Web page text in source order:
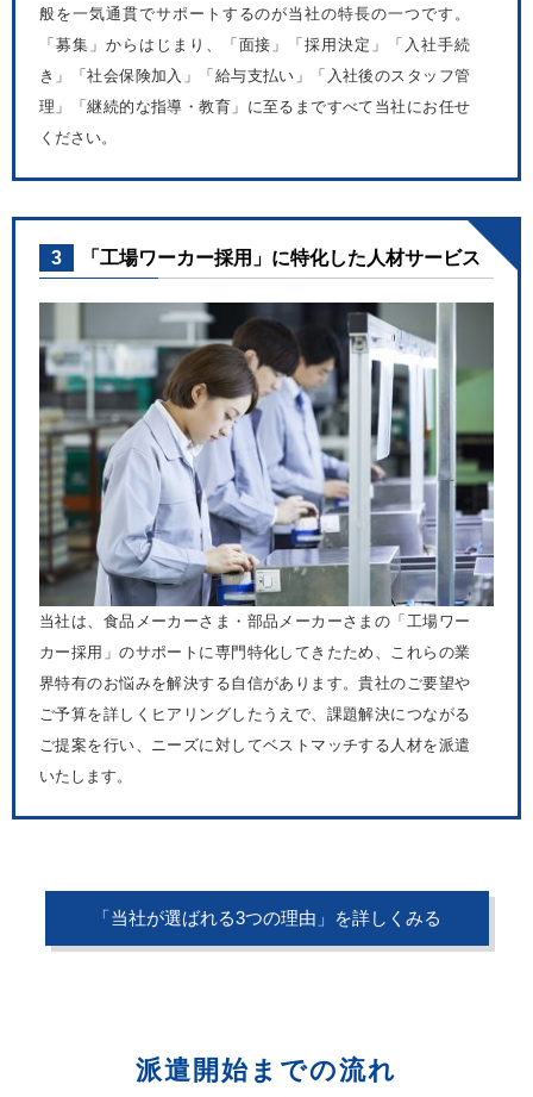
般を一気通貫でサポートするのが当社の特長の一つです。
「募集」からはじまり、「面接」「採用決定」「入社手続
き」「社会保険加入」「給与支払い」「入社後のスタッフ管
理」「継続的な指導・教育」に至るまですべて当社にお任せ
ください。
3 「工場ワーカー採用」に特化した人材サービス
当社は、食品メーカーさま・部品メーカーさまの「工場ワー
カー採用」のサポートに専門特化してきたため、これらの業
界特有のお悩みを解決する自信があります。貴社のご要望や
ご予算を詳しくヒアリングしたうえで、課題解決につながる
ご提案を行い、ニーズに対してベストマッチする人材を派遣
いたします。
「当社が選ばれる3つの理由」を詳しくみる
派遣開始までの流れ